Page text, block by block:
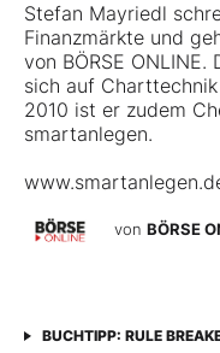
Stefan Mayriedl
Finanzmärkte und
von BÖRSE
sich auf
2010 ist er zudem
smartanlegen.
von BÖRSE
BUCHTIPP: RULE